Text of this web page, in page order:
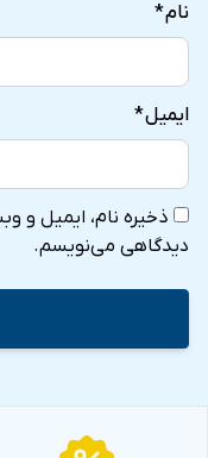
نام*
ایمیل*
ذخیره نام، ایمیل و
دیدگاهی می‌نویسم.